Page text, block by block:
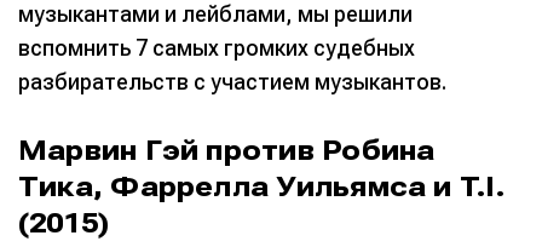
музыкантами и лейблами, мы решили
вспомнить 7 самых громких судебных
разбирательств с участием музыкантов.
Марвин Гэй против Робина
Тика, Фаррелла Уильямса и T.I.
(2015)